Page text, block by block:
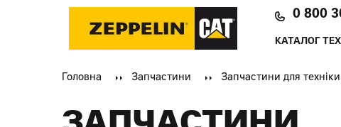
0 800
КАТАЛОГ
Головна Запчастини Запчастини для